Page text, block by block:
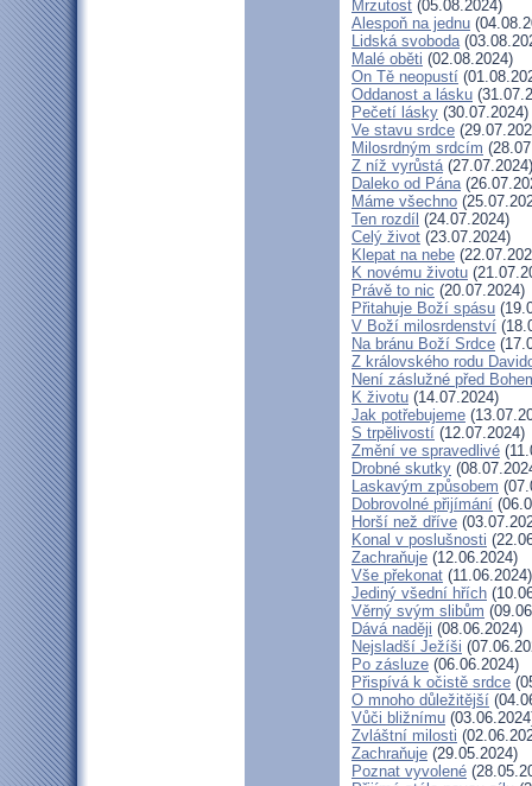
Mrzutost (05.08.2024)
Alespoň na jednu
Lidská svoboda
Malé oběti (02.08.2024)
On Tě neopustí
Oddanost a lásku
Pečetí lásky (30.07.2024)
Ve stavu srdce
Milosrdným srdcím
Z níž vyrůstá(27.07.2024)
Daleko od Pána
Máme všechno
Ten rozdíl (24.07.2024)
Celý život (23.07.2024)
Klepat na nebe
K novému životu
Právě to nic (20.07.2024)
Přitahuje Boží spásu
V Boží milosrdenství
Na bránu Boží Srdce
Z královského rodu
Není záslužné před
K životu (14.07.2024)
Jak potřebujeme
S trpělivostí (12.07.2024)
Změní ve spravedlivé
Drobné skutky
Laskavým způsobem
Dobrovolné přijímání
Horší než dříve
Konal v poslušnosti
Zachraňuje (12.06.2024)
Vše překonat (11.06.2024)
Jediný všední hřích
Věrný svým slibům
Dává naději (08.06.2024)
Nejsladší Ježíši
Po zásluze (06.06.2024)
Přispívá k očistě srdce
O mnoho důležitější
Vůči bližnímu
Zvláštní milosti
Zachraňuje (29.05.2024)
Poznat vyvolené